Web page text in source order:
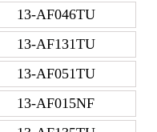
13-AF046TU
13-AF131TU
13-AF051TU
13-AF015NF